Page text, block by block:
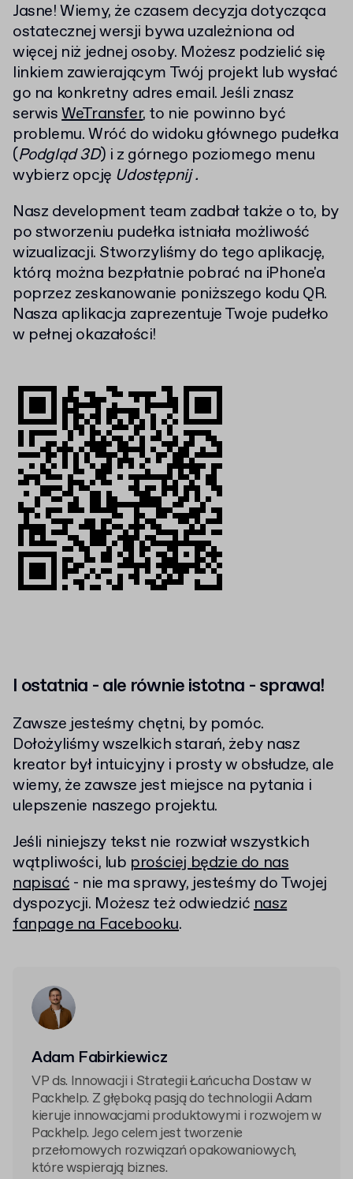
Jasne! Wiemy, że czasem decyzja dotycząca
ostatecznej wersji bywa uzależniona od
więcej niż jednej osoby. Możesz podzielić się
linkiem zawierającym Twój projekt lub wysłać
go na konkretny adres email. Jeśli znasz
serwisWeTransfer, to nie powinno być
problemu. Wróć do widoku głównego pudełka
(Podgląd 3D) i z górnego poziomego menu
wybierz opcję Udostępnij .
Nasz development team zadbał także o to, by
po stworzeniu pudełka istniała możliwość
wizualizacji. Stworzyliśmy do tego aplikację,
którą można bezpłatnie pobrać na iPhone'a
poprzez zeskanowanie poniższego kodu QR.
Nasza aplikacja zaprezentuje Twoje pudełko
w pełnej okazałości!
I ostatnia - ale równie istotna - sprawa!
Zawsze jesteśmy chętni, by pomóc.
Dołożyliśmy wszelkich starań, żeby nasz
kreator był intuicyjny i prosty w obsłudze, ale
wiemy, że zawsze jest miejsce na pytania i
ulepszenie naszego projektu.
Jeśli niniejszy tekst nie rozwiał wszystkich
wątpliwości, lub prościej będzie do nas
napisać- nie ma sprawy, jesteśmy do Twojej
dyspozycji. Możesz też odwiedzićnasz
fanpage na Facebooku.
Adam Fabirkiewicz
VP ds. Innowacji i Strategii Łańcucha Dostaw w
Packhelp. Z głęboką pasją do technologii Adam
kieruje innowacjami produktowymi i rozwojem w
Packhelp. Jego celem jest tworzenie
przełomowych rozwiązań opakowaniowych,
które wspierają biznes.